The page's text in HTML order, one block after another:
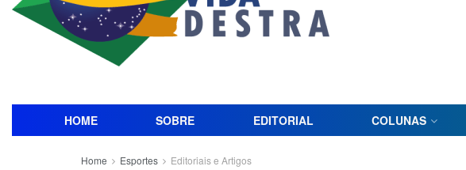
HOME SOBRE EDITORIAL COLUNAS
Home Esportes Editoriais e Artigos